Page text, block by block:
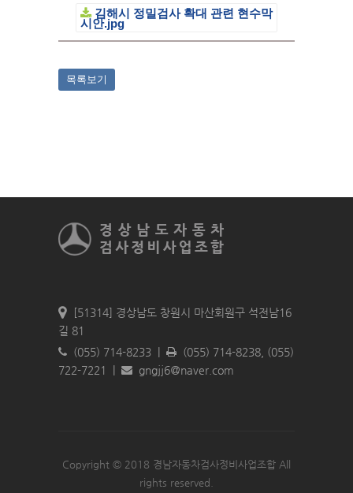
김해시 정밀검사 확대 관련 현수막
시안.jpg
목록보기
[51314] 경상남도 창원시 마산회원구 석전남16
길 81
(055) 714-8233 |
(055) 714-8238, (055)
722-7221 |
gngjj6＠naver.com
Copyright © 2018 경남자동차검사정비사업조합 All
rights reserved.